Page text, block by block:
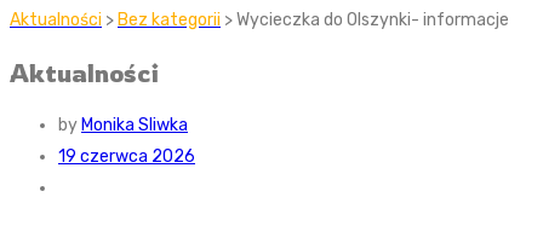
Aktualności > Bez kategorii > Wycieczka do Olszynki- informacje
Aktualności
by Monika Sliwka
19 czerwca 2026